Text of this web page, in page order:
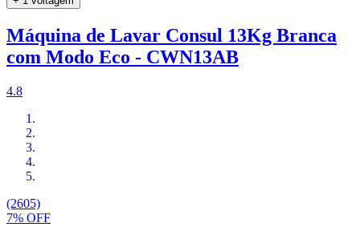
Máquina de Lavar Consul 13Kg Branca
com Modo Eco - CWN13AB
4.8
(2605)
7% OFF